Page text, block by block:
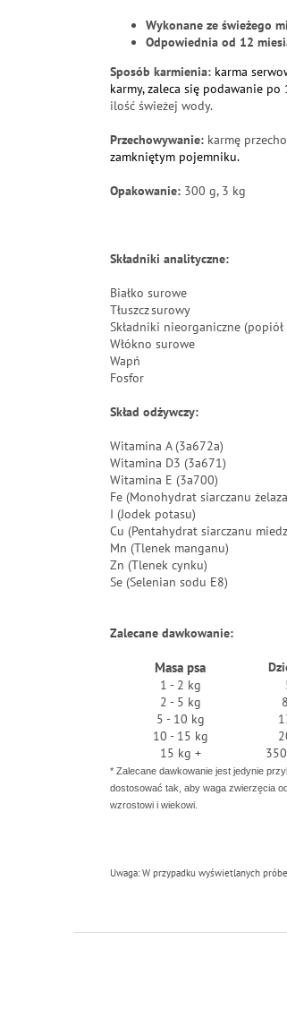
Wykonane ze świeżego
Odpowiednia od 12
Sposób karmienia: karma
karmy, zaleca się podawanie
ilość świeżej wody.
Przechowywanie: karmę
zamkniętym pojemniku.
Opakowanie: 300 g, 3 kg
Składniki analityczne:
Białko surowe
Tłuszcz surowy
Składniki nieorganiczne
Włókno surowe
Wapń
Fosfor
Skład odżywczy:
Witamina A (3a672a)
Witamina D3 (3a671)
Witamina E (3a700)
Fe (Monohydrat siarczanu
I (Jodek potasu)
Cu (Pentahydrat siarczanu
Mn (Tlenek manganu)
Zn (Tlenek cynku)
Se (Selenian sodu E8)
Zalecane dawkowanie:
Masa psa
1 - 2 kg
2 - 5 kg
5 - 10 kg
10 - 15 kg
15 kg +
* Zalecane dawkowanie jest jedynie
dostosować tak, aby waga zwierzęcia
wzrostowi i wiekowi.
Uwaga: W przypadku wyświetlanych